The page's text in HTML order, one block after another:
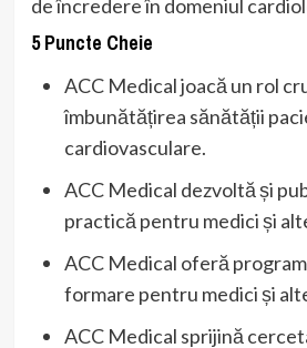
de încredere în domeniul
5 Puncte Cheie
ACC Medical joacă un rol
îmbunătățirea sănătății
cardiovasculare.
ACC Medical dezvoltă și
practică pentru medici și
ACC Medical oferă
formare pentru medici și
ACC Medical sprijină